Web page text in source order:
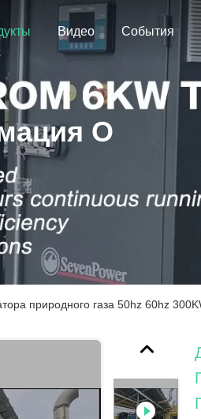
Видео События
О
природного газа 50hz 60hz